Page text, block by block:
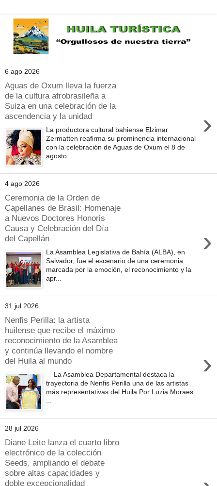
6 ago 2026
Aguas de Oxum lleva la fuerza
de la cultura afrobrasileña a
Suiza en una celebración de la
ascendencia y la unidad
›
La productora cultural bahiense Elzimar
Zermatten reafirma su prominencia internacional
con la celebración de Aguas de Oxum el 8 de
agosto...
4 ago 2026
Ceremonia de la Orden de
Capellanes de Brasil: Homenaje
a Nuevos Doctores Honoris
Causa y Celebración del Día
del Capellán
›
La Asamblea Legislativa de Bahía (ALBA), en
Salvador, fue el escenario de una ceremonia
marcada por la emoción, el reconocimiento y la
apr...
31 jul 2026
Nenfis Perilla: la artista
huilense que recibe el máximo
reconocimiento de la Asamblea
y continúa llevando el nombre
del Huila al mundo
›
La Asamblea Departamental destaca la
trayectoria de Nenfis Perilla una de las artistas
más representativas del Huila Por Luzia Moraes
...
28 jul 2026
Diane Leite lanza el cuarto libro
electrónico de la colección
Seeds, ampliando el debate
sobre altas capacidades y
doble excepcionalidad